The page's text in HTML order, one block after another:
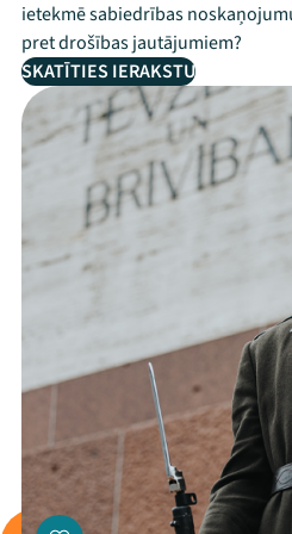
ietekmē sabiedrības
pret drošības jautājumiem?
SKATĪTIES IERAKSTU